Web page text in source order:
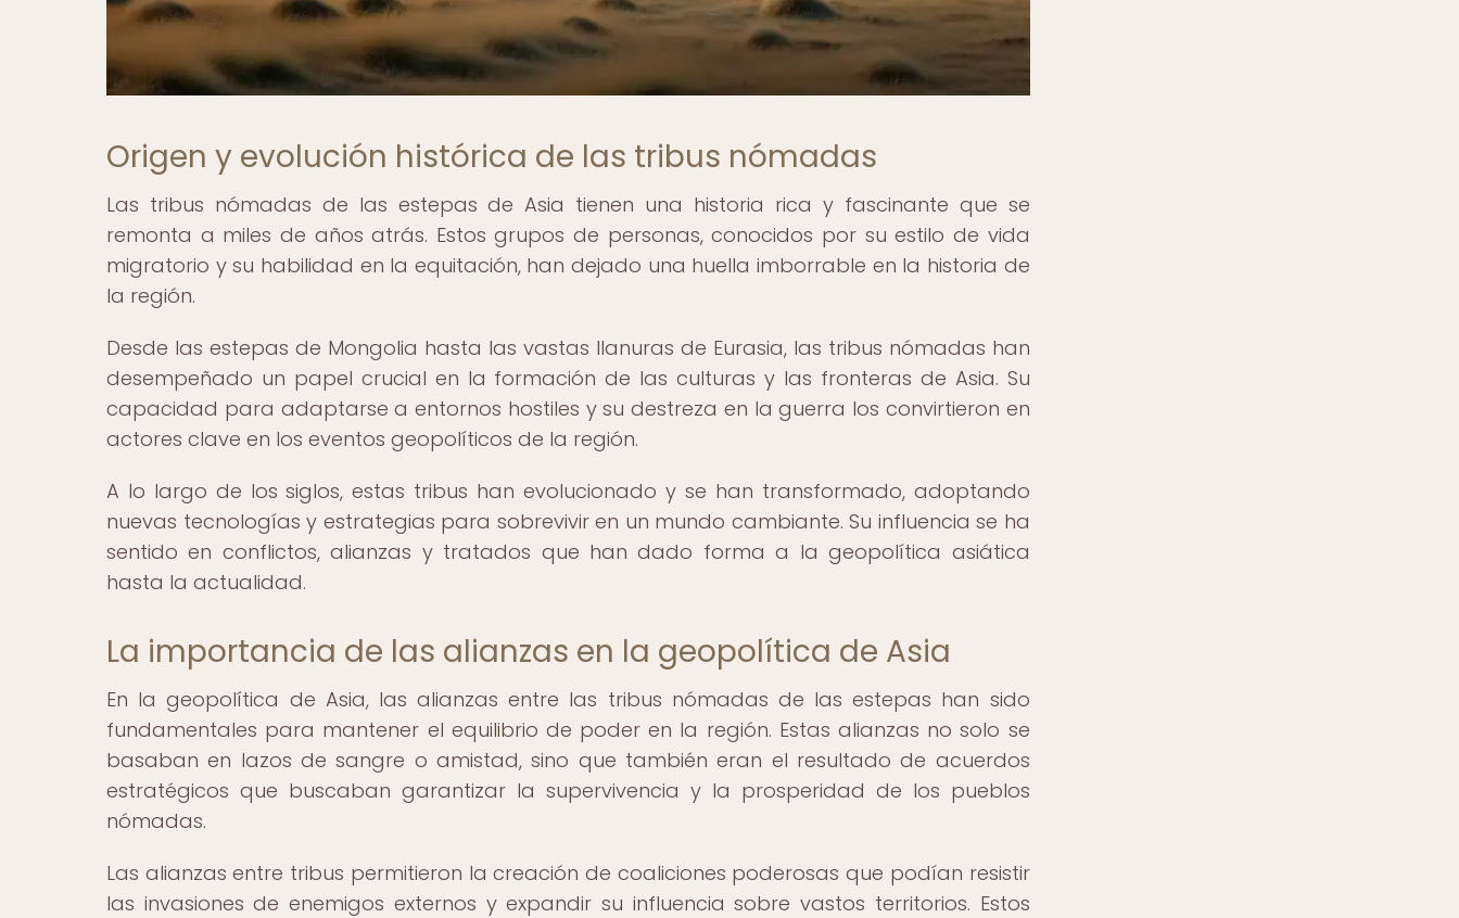
Origen y evolución histórica de las tribus nómadas
Las tribus nómadas de las estepas de Asia tienen una historia rica y fascinante que se
remonta a miles de años atrás. Estos grupos de personas, conocidos por su estilo de vida
migratorio y su habilidad en la equitación, han dejado una huella imborrable en la historia de
la región.
Desde las estepas de Mongolia hasta las vastas llanuras de Eurasia, las tribus nómadas han
desempeñado un papel crucial en la formación de las culturas y las fronteras de Asia. Su
capacidad para adaptarse a entornos hostiles y su destreza en la guerra los convirtieron en
actores clave en los eventos geopolíticos de la región.
A lo largo de los siglos, estas tribus han evolucionado y se han transformado, adoptando
nuevas tecnologías y estrategias para sobrevivir en un mundo cambiante. Su influencia se ha
sentido en conflictos, alianzas y tratados que han dado forma a la geopolítica asiática
hasta la actualidad.
La importancia de las alianzas en la geopolítica de Asia
En la geopolítica de Asia, las alianzas entre las tribus nómadas de las estepas han sido
fundamentales para mantener el equilibrio de poder en la región. Estas alianzas no solo se
basaban en lazos de sangre o amistad, sino que también eran el resultado de acuerdos
estratégicos que buscaban garantizar la supervivencia y la prosperidad de los pueblos
nómadas.
Las alianzas entre tribus permitieron la creación de coaliciones poderosas que podían resistir
las invasiones de enemigos externos y expandir su influencia sobre vastos territorios. Estos